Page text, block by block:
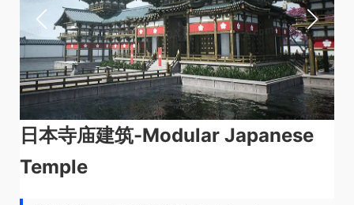
日本寺庙建筑-Modular Japanese
Temple